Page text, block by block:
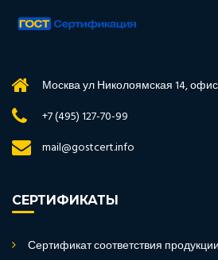
Москва ул Николоямская 14, офис
+7 (495) 127-70-99
mail@gostcert.info
СЕРТИФИКАТЫ
Сертификат соответствия продукции